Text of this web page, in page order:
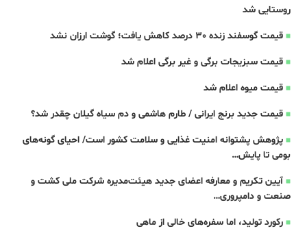
روستایی شد
قیمت گوسفند زنده 30 درصد کاهش یافت؛ گوشت ارزان نشد
قیمت سبزیجات برگی و غیر برگی اعلام شد
قیمت میوه اعلام شد
قیمت جدید برنج ایرانی / طارم هاشمی و دم سیاه گیلان چقدر شد؟
پژوهش پشتوانه امنیت غذایی و سلامت کشور است/ احیای گونه‌های
بومی تا پایش…
آیین تکریم و معارفه اعضای جدید هیئت‌مدیره شرکت ملی کشت و
صنعت و دامپروری…
رکورد تولید، اما سفره‌های خالی از ماهی